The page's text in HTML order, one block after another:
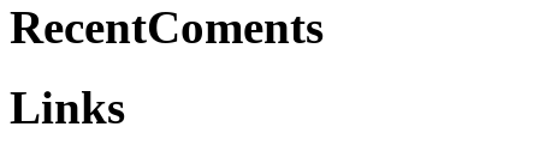
RecentComents
Links